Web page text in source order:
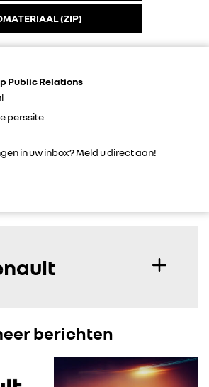
(ZIP)
Public Relations
perssite
in uw inbox? Meld u direct aan!
berichten